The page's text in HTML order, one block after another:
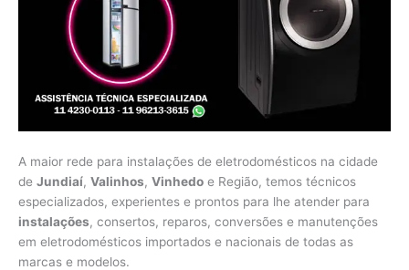
A maior rede para instalações de eletrodomésticos na cidade
de Jundiaí, Valinhos, Vinhedo e Região, temos técnicos
especializados, experientes e prontos para lhe atender para
instalações, consertos, reparos, conversões e manutenções
em eletrodomésticos importados e nacionais de todas as
marcas e modelos.